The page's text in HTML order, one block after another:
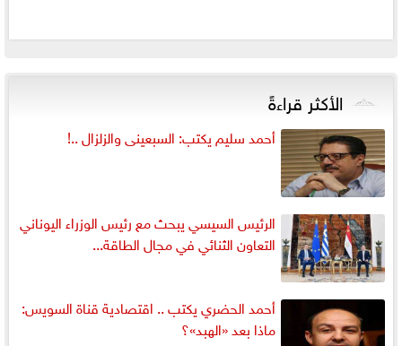
الأكثر قراءةً
أحمد سليم يكتب: السبعينى والزلزال ..!
الرئيس السيسي يبحث مع رئيس الوزراء اليوناني
التعاون الثنائي في مجال الطاقة...
أحمد الحضري يكتب .. اقتصادية قناة السويس:
ماذا بعد «الهبد»؟